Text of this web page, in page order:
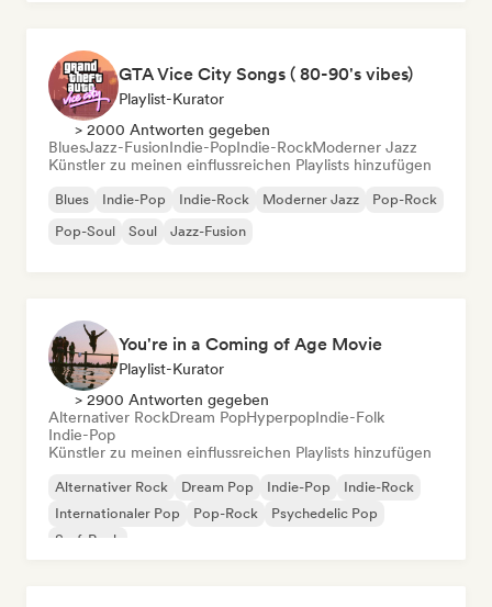
GTA Vice City Songs ( 80-90's vibes)
Playlist-Kurator
> 2000 Antworten gegeben
BluesJazz-FusionIndie-PopIndie-RockModerner Jazz
Künstler zu meinen einflussreichen Playlists hinzufügen
Blues Indie-Pop Indie-Rock Moderner Jazz
Pop-Rock
Pop-Soul
Soul Jazz-Fusion
You're in a Coming of Age Movie
Playlist-Kurator
> 2900 Antworten gegeben
Alternativer RockDream PopHyperpopIndie-Folk
Indie-Pop
Künstler zu meinen einflussreichen Playlists hinzufügen
Alternativer Rock Dream Pop Indie-Pop
Indie-Rock
Internationaler Pop
Pop-Rock
Psychedelic Pop
Surf-Rock